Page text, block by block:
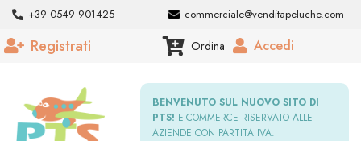
+39 0549 901425 commerciale@venditapeluche.com
Registrati Ordina Accedi
BENVENUTO SUL NUOVO SITO DI
PTS! E-COMMERCE RISERVATO ALLE
AZIENDE CON PARTITA IVA.